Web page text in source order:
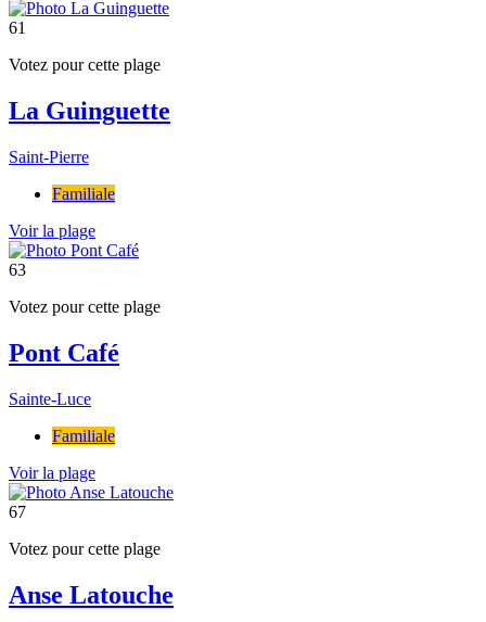
61
Votez pour cette plage
La Guinguette
Saint-Pierre
Familiale
Voir la plage
63
Votez pour cette plage
Pont Café
Sainte-Luce
Familiale
Voir la plage
67
Votez pour cette plage
Anse Latouche